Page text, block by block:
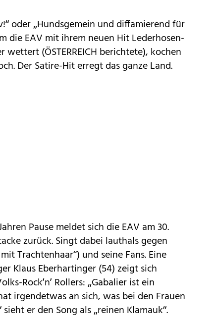
oder „Hundsgemein und diffamierend für
die EAV mit ihrem neuen Hit Lederhosen-
(ÖSTERREICH berichtete), kochen
Der Satire-Hit erregt das ganze Land.
Pause meldet sich die EAV am 30.
zurück. Singt dabei lauthals gegen
Trachtenhaar“) und seine Fans. Eine
Klaus Eberhartinger (54) zeigt sich
Rock’n’ Rollers: „Gabalier ist ein
irgendetwas an sich, was bei den Frauen
er den Song als „reinen Klamauk“.